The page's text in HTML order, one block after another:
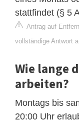
stattfindet (§ 5
Antrag auf
vollständige Antwort
Wie lange
arbeiten?
Montags bis
20:00 Uhr